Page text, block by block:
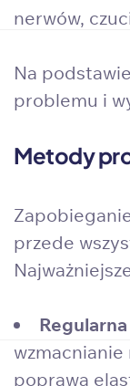
nerwów,
Na
problemu i
Metody
przede
poprawa